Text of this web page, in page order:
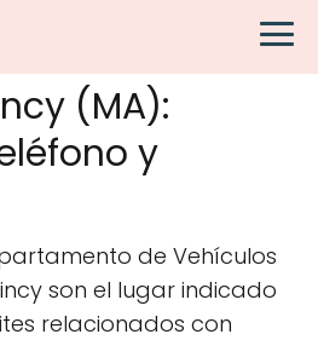
(MA):
y
de Vehículos
son el lugar indicado
relacionados con